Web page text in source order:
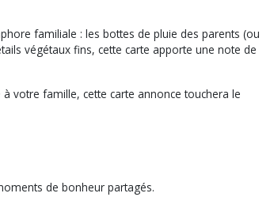
familiale : les bottes de pluie des parents (ou
végétaux fins, cette carte apporte une note de
votre famille, cette carte annonce touchera le
de bonheur partagés.